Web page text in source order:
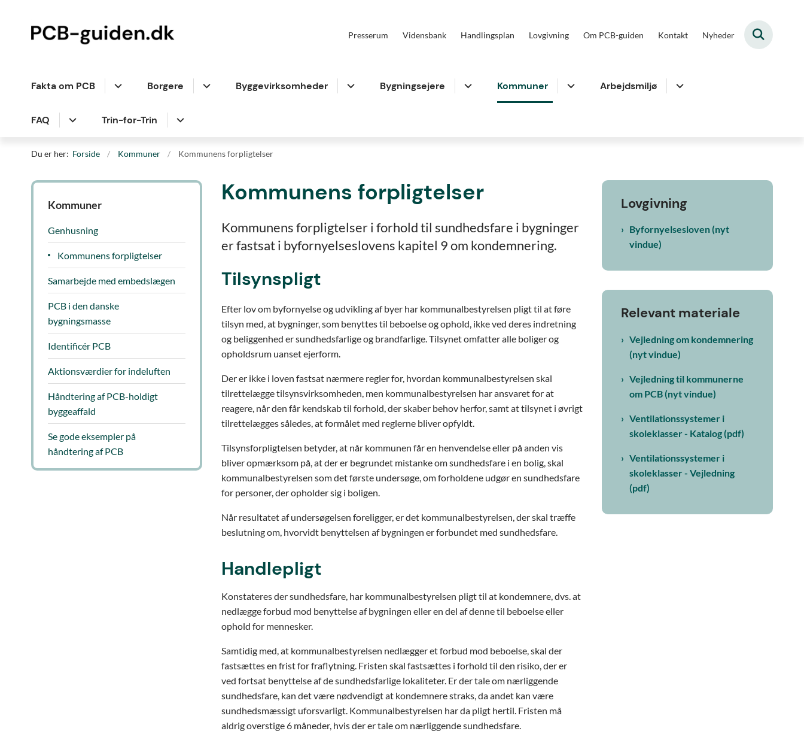
Presserum Vidensbank Handlingsplan Lovgivning Om PCB-guiden Kontakt Nyheder
Fakta om PCB Borgere Byggevirksomheder Bygningsejere Kommuner Arbejdsmiljø
FAQ Trin-for-Trin
Du er her: Forside Kommuner Kommunens forpligtelser
Kommuner
Genhusning
Kommunens forpligtelser
Samarbejde med embedslægen
PCB i den danske
bygningsmasse
Identificér PCB
Aktionsværdier for indeluften
Håndtering af PCB-holdigt
byggeaffald
Se gode eksempler på
håndtering af PCB
Kommunens forpligtelser
Kommunens forpligtelser i forhold til sundhedsfare i bygninger
er fastsat i byfornyelseslovens kapitel 9 om kondemnering.
Tilsynspligt
Efter lov om byfornyelse og udvikling af byer har kommunalbestyrelsen pligt til at føre
tilsyn med, at bygninger, som benyttes til beboelse og ophold, ikke ved deres indretning
og beliggenhed er sundhedsfarlige og brandfarlige. Tilsynet omfatter alle boliger og
opholdsrum uanset ejerform.
Der er ikke i loven fastsat nærmere regler for, hvordan kommunalbestyrelsen skal
tilrettelægge tilsynsvirksomheden, men kommunalbestyrelsen har ansvaret for at
reagere, når den får kendskab til forhold, der skaber behov herfor, samt at tilsynet i øvrigt
tilrettelægges således, at formålet med reglerne bliver opfyldt.
Tilsynsforpligtelsen betyder, at når kommunen får en henvendelse eller på anden vis
bliver opmærksom på, at der er begrundet mistanke om sundhedsfare i en bolig, skal
kommunalbestyrelsen som det første undersøge, om forholdene udgør en sundhedsfare
for personer, der opholder sig i boligen.
Når resultatet af undersøgelsen foreligger, er det kommunalbestyrelsen, der skal træffe
beslutning om, hvorvidt benyttelsen af bygningen er forbundet med sundhedsfare.
Handlepligt
Konstateres der sundhedsfare, har kommunalbestyrelsen pligt til at kondemnere, dvs. at
nedlægge forbud mod benyttelse af bygningen eller en del af denne til beboelse eller
ophold for mennesker.
Samtidig med, at kommunalbestyrelsen nedlægger et forbud mod beboelse, skal der
fastsættes en frist for fraflytning. Fristen skal fastsættes i forhold til den risiko, der er
ved fortsat benyttelse af de sundhedsfarlige lokaliteter. Er der tale om nærliggende
sundhedsfare, kan det være nødvendigt at kondemnere straks, da andet kan være
sundhedsmæssigt uforsvarligt. Kommunalbestyrelsen har da pligt hertil. Fristen må
aldrig overstige 6 måneder, hvis der er tale om nærliggende sundhedsfare.
Lovgivning
Byfornyelsesloven (nyt
vindue)
Relevant materiale
Vejledning om kondemnering
(nyt vindue)
Vejledning til kommunerne
om PCB (nyt vindue)
Ventilationssystemer i
skoleklasser - Katalog (pdf)
Ventilationssystemer i
skoleklasser - Vejledning
(pdf)